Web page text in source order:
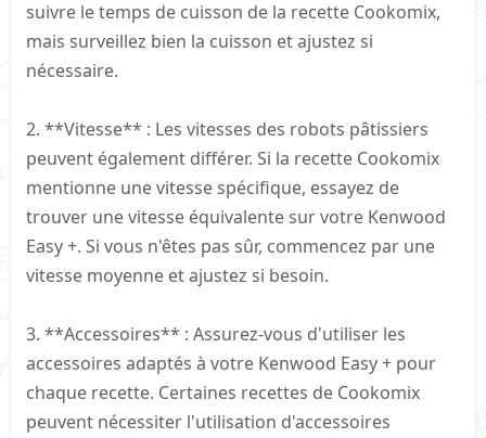
suivre le temps de cuisson de la recette Cookomix,
mais surveillez bien la cuisson et ajustez si
nécessaire.
2. **Vitesse** : Les vitesses des robots pâtissiers
peuvent également différer. Si la recette Cookomix
mentionne une vitesse spécifique, essayez de
trouver une vitesse équivalente sur votre Kenwood
Easy +. Si vous n'êtes pas sûr, commencez par une
vitesse moyenne et ajustez si besoin.
3. **Accessoires** : Assurez-vous d'utiliser les
accessoires adaptés à votre Kenwood Easy + pour
chaque recette. Certaines recettes de Cookomix
peuvent nécessiter l'utilisation d'accessoires